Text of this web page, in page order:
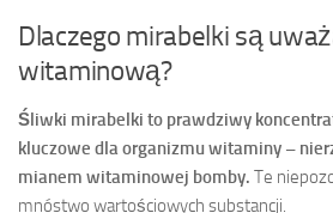
Dlaczego mirabelki są
witaminową?
Śliwki mirabelki to prawdziwy
kluczowe dla organizmu witaminy –
mianem witaminowej bomby. Te
mnóstwo wartościowych substancji.